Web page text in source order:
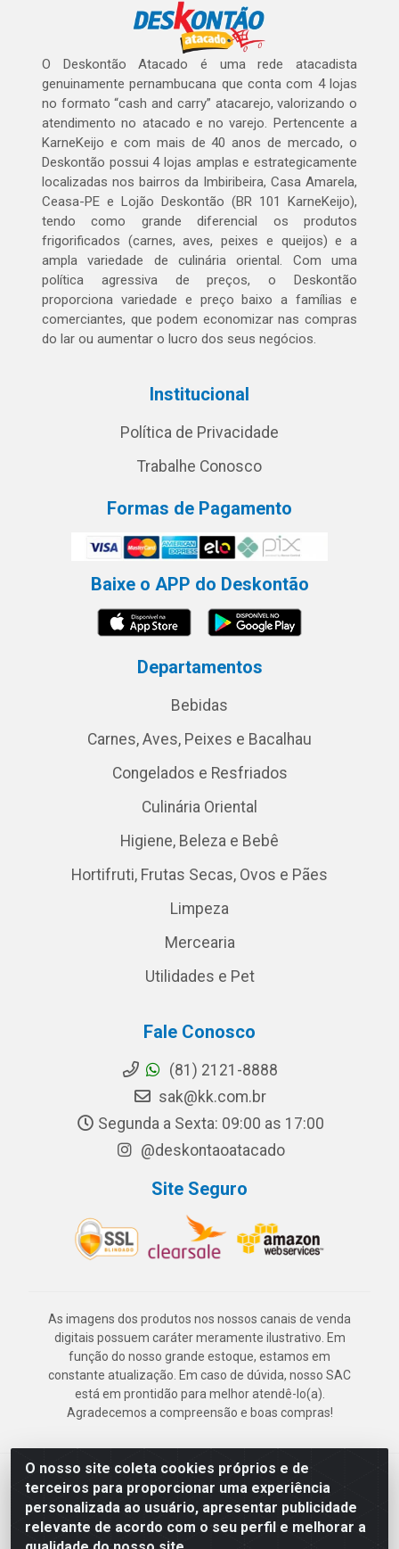
O nosso site coleta cookies próprios e de
terceiros para proporcionar uma experiência
personalizada ao usuário, apresentar publicidade
relevante de acordo com o seu perfil e melhorar a
O Deskontão Atacado é uma rede atacadista
genuinamente pernambucana que conta com 4 lojas
no formato “cash and carry” atacarejo, valorizando o
atendimento no atacado e no varejo. Pertencente a
KarneKeijo e com mais de 40 anos de mercado, o
Deskontão possui 4 lojas amplas e estrategicamente
localizadas nos bairros da Imbiribeira, Casa Amarela,
Ceasa-PE e Lojão Deskontão (BR 101 KarneKeijo),
tendo como grande diferencial os produtos
frigorificados (carnes, aves, peixes e queijos) e a
ampla variedade de culinária oriental. Com uma
política agressiva de preços, o Deskontão
proporciona variedade e preço baixo a famílias e
comerciantes, que podem economizar nas compras
do lar ou aumentar o lucro dos seus negócios.
Institucional
Política de Privacidade
Trabalhe Conosco
Formas de Pagamento
Baixe o APP do Deskontão
Departamentos
Bebidas
Carnes, Aves, Peixes e Bacalhau
Congelados e Resfriados
Culinária Oriental
Higiene, Beleza e Bebê
Hortifruti, Frutas Secas, Ovos e Pães
Limpeza
Mercearia
Utilidades e Pet
Fale Conosco
(81) 2121-8888
sak@kk.com.br
Segunda a Sexta: 09:00 as 17:00
@deskontaoatacado
Site Seguro
As imagens dos produtos nos nossos canais de venda
digitais possuem caráter meramente ilustrativo. Em
função do nosso grande estoque, estamos em
constante atualização. Em caso de dúvida, nosso SAC
está em prontidão para melhor atendê-lo(a).
Agradecemos a compreensão e boas compras!
Deskontão Atacado - Av. Marechal Mascarenhas de Morais, 2471 -
Imbiribeira - Recife/PE - CEP 51.150-001 - CNPJ 24.150.377/0003-
57